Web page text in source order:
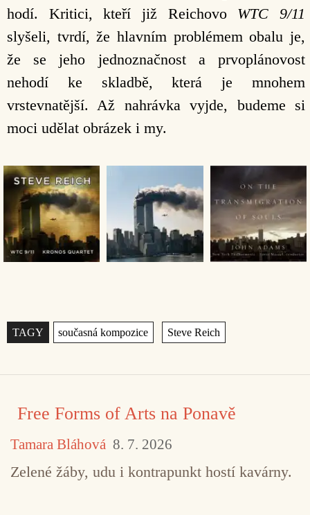
hodí. Kritici, kteří již Reichovo WTC 9/11
slyšeli, tvrdí, že hlavním problémem obalu je,
že se jeho jednoznačnost a prvoplánovost
nehodí ke skladbě, která je mnohem
vrstevnatější. Až nahrávka vyjde, budeme si
moci udělat obrázek i my.
Štítky
Free Forms of Arts na Ponavě
Tamara Bláhová 8. 7. 2026
Zelené žáby, udu i kontrapunkt hostí kavárny.